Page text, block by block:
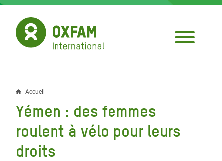
Aller
contenu
principal
Fil
d'Ariane
Accueil
Yémen : des femmes
roulent à vélo pour leurs
droits